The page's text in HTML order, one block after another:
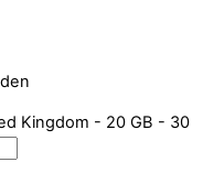
Kingdom - 20 GB - 30